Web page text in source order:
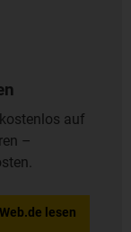
auf
–
lesen